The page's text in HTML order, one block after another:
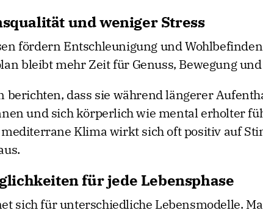
und weniger Stress
fördern Entschleunigung und
bleibt mehr Zeit für Genuss, Bewegung
berichten, dass sie während längerer
und sich körperlich wie mental erholter
mediterrane Klima wirkt sich oft positiv auf
für jede Lebensphase
sich für unterschiedliche Lebensmodelle.